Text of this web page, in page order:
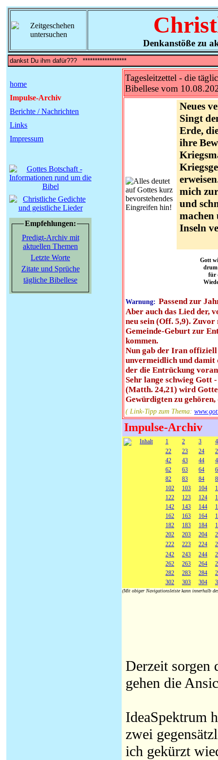
Denkanstöße zu
home
Impulse-Archiv
Berichte / Nachrichten
Links
Impressum
Empfehlungen:
Predigt-Archiv mit
aktuellen Themen
Letzte Worte
Zitate und Sprüche
tägliche Bibellese
Tagesleitzettel - die
Bibellese vom
Neues
Singt
Erde,
ihre
mich
und
machen
Inseln
Gott
drum
für
Warnung: Passend zur
Aber auch das Lied der,
neu sein (Off. 5,9). Zuvor
Gemeinde-Geburt zur
kommen.
Nun gab der Iran
unvermeidlich und
der die Entrückung
Sehr lange schwieg Gott
(Matth. 24,21) wird
Gewürdigten zu
( Link-Tipp zum Thema:
Impulse-Archiv
Inhalt 1 2 3
4
22
23 24
42
43 44
62
63 64
82
83 84
102
103 104
122
123 124
142
143 144
162
163 164
182
183 184
202
203 204
222
223 224
242
243 244
262
263 264
282
283 284
302
303 304
(Mit obiger Navigationsleiste kann innerhalb
Derzeit sorgen
gehen die
IdeaSpektrum
zwei
ich gekürzt